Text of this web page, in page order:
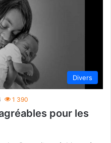
Divers
1 390
pour les